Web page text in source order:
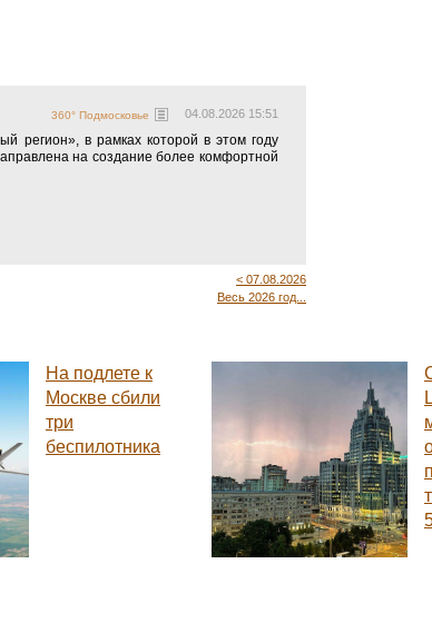
04.08.2026 15:51
360° Подмосковье
регион», в рамках которой в этом году
на создание более комфортной
< 07.08.2026
Весь 2026 год...
На подлете к
Москве сбили
три
беспилотника